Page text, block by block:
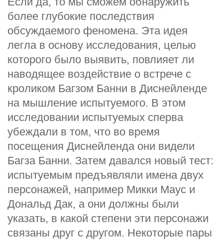
более глубокие последствия
обсуждаемого феномена. Эта идея
легла в основу исследования, целью
которого было выявить, повлияет ли
наводящее воздействие о встрече с
кроликом Багзом Банни в Диснейленде
на мышление испытуемого. В этом
исследовании испытуемых сперва
убеждали в том, что во время
посещения Диснейленда они видели
Багза Банни. Затем давался новый тест:
испытуемым предъявляли имена двух
персонажей, например Микки Маус и
Дональд Дак, а они должны были
указать, в какой степени эти персонажи
связаны друг с другом. Некоторые пары